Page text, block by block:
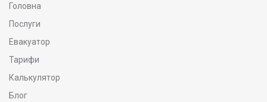
Головна
Послуги
Евакуатор
Тарифи
Калькулятор
Блог